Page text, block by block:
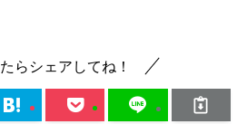
らシェアしてね！